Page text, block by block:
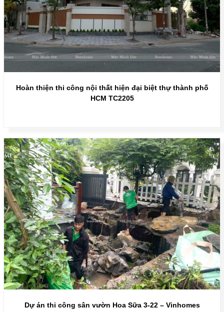
Hoàn thiện thi công nội thất hiện đại biệt thự thành phố
HCM TC2205
Dự án thi công sân vườn Hoa Sữa 3-22 – Vinhomes